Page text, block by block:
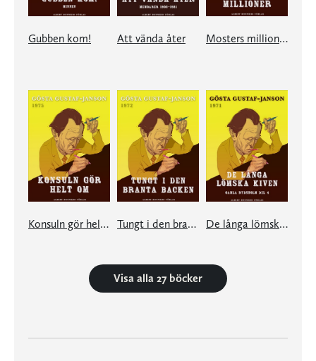
Gubben kom! Att vända åter Mosters millioner
Konsuln gör helt om Tungt i den branta backen De långa lömska kiven
Visa alla 27 böcker